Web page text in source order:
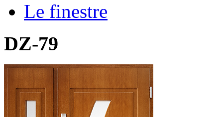
Le finestre
DZ-79